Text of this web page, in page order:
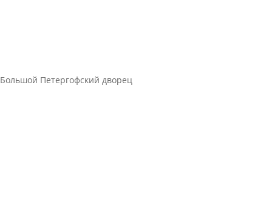
Большой Петергофский дворец